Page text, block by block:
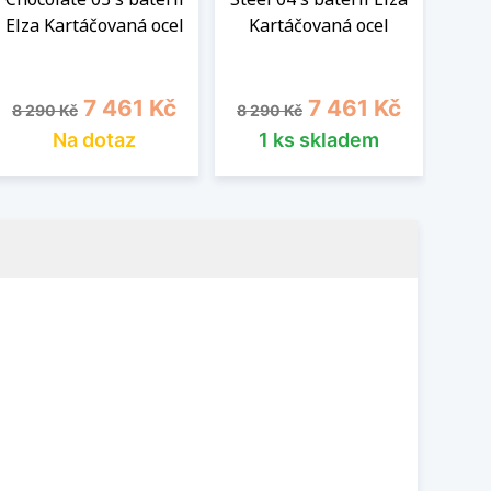
Elza Kartáčovaná ocel
Běžná cena
8 290 Kč Cena
7 461 Kč
Na dotaz
Kartáčovaná ocel
Běžná cena
8 290 Kč Cena
7 461 Kč
1 ks skladem